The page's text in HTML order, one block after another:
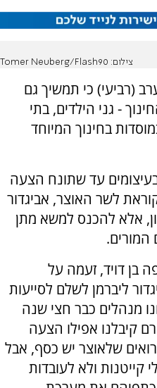
צילום: Tomer Neuberg/Flash90
(רביעי) כי תמשיך גם
- גני הילדים, בתי
בחינוך המיוחד
עד שתונח הצעה
לשר האוצר, אביגדור
אלא להכנס למשא מתן
בן דויד, זעמה על
ליברמן לשלם לסייעות
מנהלים כבר חצי שנה
קיבלנו אפילו הצעה
שלאוצר יש כסף, אבל
קייטנות ולא לעובדות